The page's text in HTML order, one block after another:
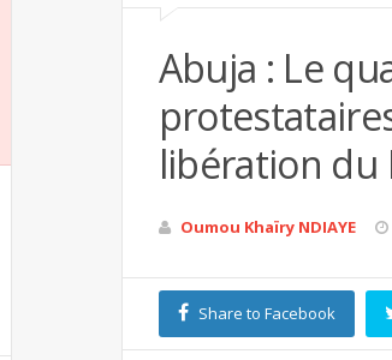
Abuja : Le
libération du
Oumou Khaïry NDIAYE
Share to Facebook